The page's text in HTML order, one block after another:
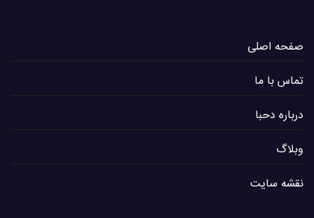
صفحه اصلی
تماس با ما
درباره دحبا
وبلاگ
نقشه سایت